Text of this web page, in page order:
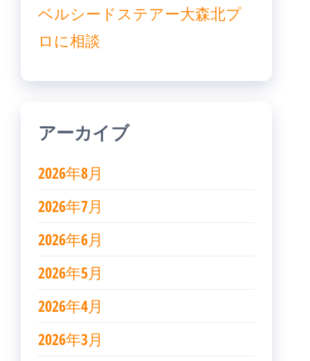
ベルシードステアー大森北プ
ロに相談
アーカイブ
2026年8月
2026年7月
2026年6月
2026年5月
2026年4月
2026年3月